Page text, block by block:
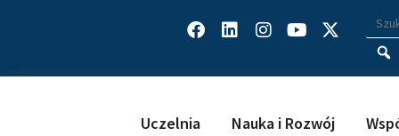
Facebook
LinkedinInstagram
Youtube
X-
twitter
Uczelnia Nauka i Rozwój